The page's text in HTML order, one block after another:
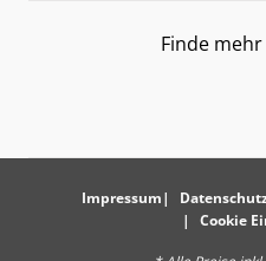
Finde
Impressum
Cookie